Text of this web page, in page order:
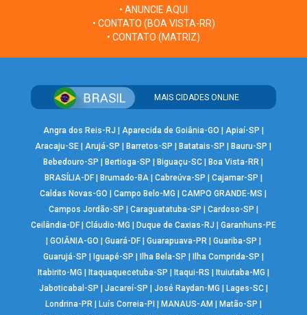
• ANUNCIE AQUI
• CONTATO (BOA VISTA-RR)
• CONTATO (MATRIZ)
MAIS CIDADES ONLINE
Angra dos Reis-RJ Aparecida de Goiânia-GO Apiaí-SP
Aracaju-SE |Arujá-SP Barretos-SP Batatais-SP Bauru-SP
Bebedouro-SP
Bertioga-SP Biguaçu-SC Boa Vista-RR
BRASÍLIA-DF| Brumado-BA| Cabreúva-SP Cajamar-SP
Caldas Novas-GO
|Campo Belo-MG |CAMPO GRANDE-MS
Campos Jordão-SP
Caraguatatuba-SP Cardoso-SP
Ceilândia-DF| Cláudio-MG Duque de Caxias-RJ
Garanhuns-PE
GOIÂNIA-GO Guará-DF| Guarapuava-PR| Guariba-SP
Guarujá-SP
Iguapé-SP Ilha Bela-SP Ilha Comprida-SP
Itabirito-MG
Itaquaquecetuba-SP Itaqui-RS Ituiutaba-MG
Jaboticabal-SP
Jacareí-SP José Raydan-MG Lages-SC|
Londrina-PR| Luís Correia-PI MANAUS-AM Matão-SP